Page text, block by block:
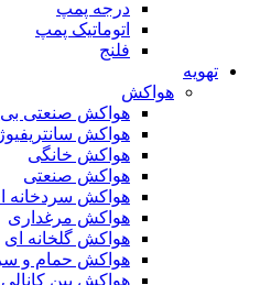
درجه پمپ
اتوماتیک پمپ
فلنج
تهویه
هواکش
هواکش صنعتی بی
هواکش سانتریفیوژ
هواکش خانگی
هواکش صنعتی
هواکش سردخانه
هواکش مرغداری
هواکش گلخانه ای
هواکش حمام و
هواکش بین کانالی